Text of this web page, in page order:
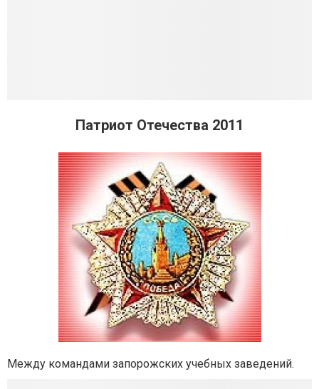
Патриот Отечества 2011
Между командами запорожских учебных заведений.